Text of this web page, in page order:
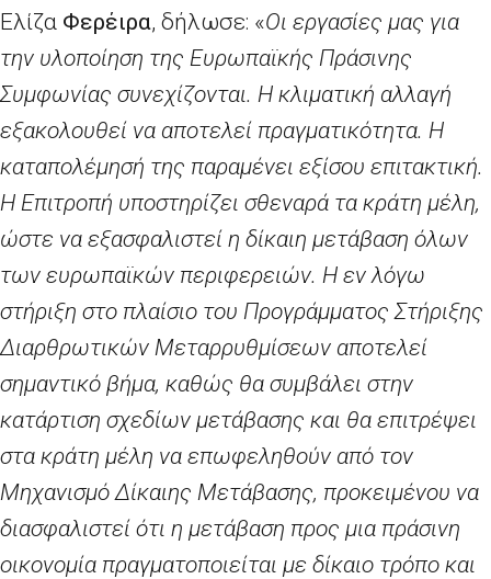
Ελίζα Φερέιρα, δήλωσε: «Οι εργασίες μας για
την υλοποίηση της Ευρωπαϊκής Πράσινης
Συμφωνίας συνεχίζονται. Η κλιματική αλλαγή
εξακολουθεί να αποτελεί πραγματικότητα. Η
καταπολέμησή της παραμένει εξίσου επιτακτική.
Η Επιτροπή υποστηρίζει σθεναρά τα κράτη μέλη,
ώστε να εξασφαλιστεί η δίκαιη μετάβαση όλων
των ευρωπαϊκών περιφερειών. Η εν λόγω
στήριξη στο πλαίσιο του Προγράμματος Στήριξης
Διαρθρωτικών Μεταρρυθμίσεων αποτελεί
σημαντικό βήμα, καθώς θα συμβάλει στην
κατάρτιση σχεδίων μετάβασης και θα επιτρέψει
στα κράτη μέλη να επωφεληθούν από τον
Μηχανισμό Δίκαιης Μετάβασης, προκειμένου να
διασφαλιστεί ότι η μετάβαση προς μια πράσινη
οικονομία πραγματοποιείται με δίκαιο τρόπο και